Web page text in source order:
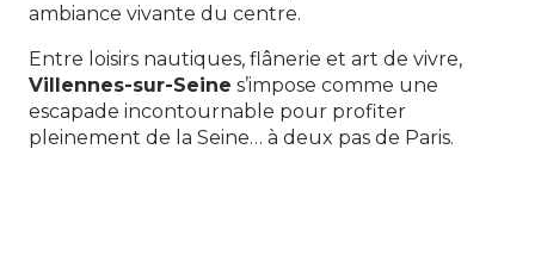
ambiance vivante du centre.
Entre loisirs nautiques, flânerie et art de vivre,
Villennes-sur-Seine s’impose comme une
escapade incontournable pour profiter
pleinement de la Seine… à deux pas de Paris.